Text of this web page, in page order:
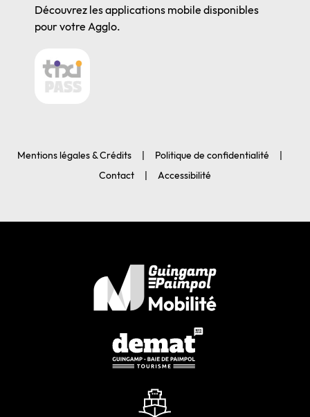
Découvrez les applications mobile disponibles
pour votre Agglo.
Mentions légales & Crédits
Politique de confidentialité
Contact
Accessibilité